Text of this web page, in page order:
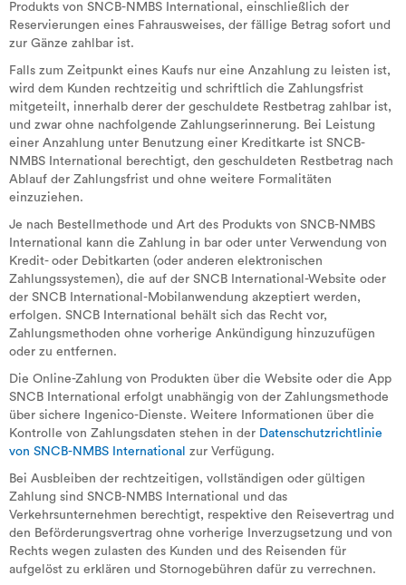
Produkts von SNCB-NMBS International, einschließlich der
Reservierungen eines Fahrausweises, der fällige Betrag sofort und
zur Gänze zahlbar ist.
Falls zum Zeitpunkt eines Kaufs nur eine Anzahlung zu leisten ist,
wird dem Kunden rechtzeitig und schriftlich die Zahlungsfrist
mitgeteilt, innerhalb derer der geschuldete Restbetrag zahlbar ist,
und zwar ohne nachfolgende Zahlungserinnerung. Bei Leistung
einer Anzahlung unter Benutzung einer Kreditkarte ist SNCB-
NMBS International berechtigt, den geschuldeten Restbetrag nach
Ablauf der Zahlungsfrist und ohne weitere Formalitäten
einzuziehen.
Je nach Bestellmethode und Art des Produkts von SNCB-NMBS
International kann die Zahlung in bar oder unter Verwendung von
Kredit- oder Debitkarten (oder anderen elektronischen
Zahlungssystemen), die auf der SNCB International-Website oder
der SNCB International-Mobilanwendung akzeptiert werden,
erfolgen. SNCB International behält sich das Recht vor,
Zahlungsmethoden ohne vorherige Ankündigung hinzuzufügen
oder zu entfernen.
Die Online-Zahlung von Produkten über die Website oder die App
SNCB International erfolgt unabhängig von der Zahlungsmethode
über sichere Ingenico-Dienste. Weitere Informationen über die
Kontrolle von Zahlungsdaten stehen in der Datenschutzrichtlinie
von SNCB-NMBS International zur Verfügung.
Bei Ausbleiben der rechtzeitigen, vollständigen oder gültigen
Zahlung sind SNCB-NMBS International und das
Verkehrsunternehmen berechtigt, respektive den Reisevertrag und
den Beförderungsvertrag ohne vorherige Inverzugsetzung und von
Rechts wegen zulasten des Kunden und des Reisenden für
aufgelöst zu erklären und Stornogebühren dafür zu verrechnen.